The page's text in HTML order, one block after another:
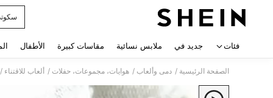
فئات جديد في ملابس نسائية مقاسات كبيرة الأطفال
الصفحة الرئيسية / دمى وألعاب / هوايات، مجموعات، حفلات / ألعاب للاقتناء /